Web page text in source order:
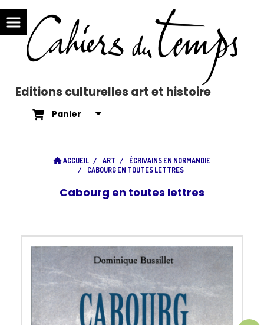
Editions culturelles art et histoire
Panier
ACCUEIL ART
ÉCRIVAINS EN NORMANDIE
CABOURG EN TOUTES LETTRES
Cabourg en toutes lettres